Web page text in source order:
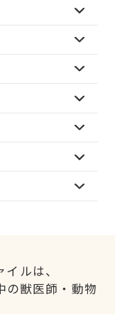
ルは、
の獣医師・動物